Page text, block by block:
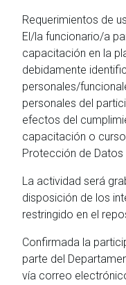
Requerimientos de
El/la funcionario/a
capacitación en la
debidamente
personales/
personales del
efectos del
capacitación o
Protección de Datos
La actividad será
disposición de los
restringido en el
Confirmada la
parte del
vía correo